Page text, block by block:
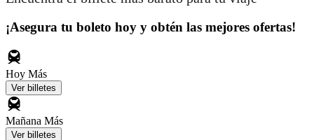
¡Asegura tu boleto hoy y obtén las mejores ofertas!
Hoy Más
Ver billetes
Mañana Más
Ver billetes